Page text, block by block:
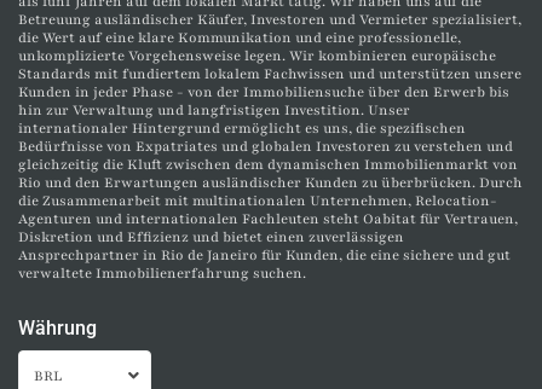
Betreuung ausländischer Käufer, Investoren und Vermieter spezialisiert,
die Wert auf eine klare Kommunikation und eine professionelle,
unkomplizierte Vorgehensweise legen. Wir kombinieren europäische
Standards mit fundiertem lokalem Fachwissen und unterstützen unsere
Kunden in jeder Phase - von der Immobiliensuche über den Erwerb bis
hin zur Verwaltung und langfristigen Investition. Unser
internationaler Hintergrund ermöglicht es uns, die spezifischen
Bedürfnisse von Expatriates und globalen Investoren zu verstehen und
gleichzeitig die Kluft zwischen dem dynamischen Immobilienmarkt von
Rio und den Erwartungen ausländischer Kunden zu überbrücken. Durch
die Zusammenarbeit mit multinationalen Unternehmen, Relocation-
Agenturen und internationalen Fachleuten steht Oabitat für Vertrauen,
Diskretion und Effizienz und bietet einen zuverlässigen
Ansprechpartner in Rio de Janeiro für Kunden, die eine sichere und gut
verwaltete Immobilienerfahrung suchen.
Währung
BRL